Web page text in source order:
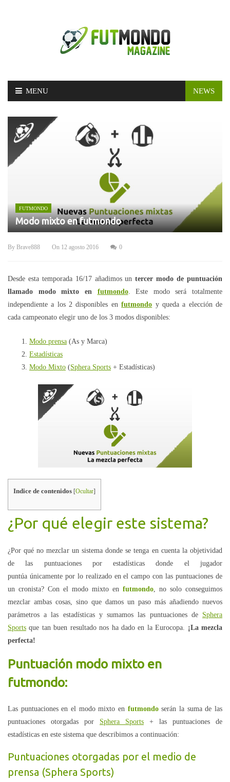
Skip
MENU NEWS
FUTMONDO
Modo mixto en futmondo
By Brave888 On 12 agosto 2016 0
Desde esta temporada 16/17 añadimos untercer modo de puntuación
llamado modo mixto en futmondo. Este modo será totalmente
independiente a los 2 disponibles enfutmondo y queda a elección de
cada campeonato elegir uno de los 3 modos disponibles:
Modo prensa (As y Marca)
Estadísticas
Modo Mixto (Sphera Sports + Estadísticas)
Indice de contenidos [Ocultar]
¿Por qué elegir este sistema?
¿Por qué no mezclar un sistema donde se tenga en cuenta la objetividad
de las puntuaciones por estadísticas donde el jugador
puntúa únicamente por lo realizado en el campo con las puntuaciones de
un cronista? Con el modo mixto en futmondo, no solo conseguimos
mezclar ambas cosas, sino que damos un paso más añadiendo nuevos
parámetros a las estadísticas y sumamos las puntuaciones de Sphera
Sports que tan buen resultado nos ha dado en la Eurocopa. ¡La mezcla
perfecta!
Puntuación modo mixto en
futmondo:
Las puntuaciones en el modo mixto en futmondoserán la suma de las
puntuaciones otorgadas por Sphera Sports + las puntuaciones de
estadísticas en este sistema que describimos a continuación:
Puntuaciones otorgadas por el medio de
prensa (Sphera Sports)